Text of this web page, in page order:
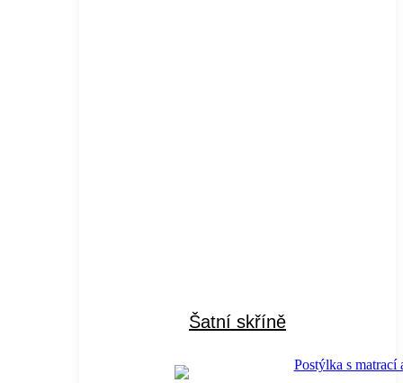
Šatní skříně